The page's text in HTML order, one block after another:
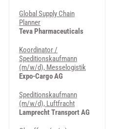
Global Supply Chain
Planner
Teva Pharmaceuticals
Koordinator /
Speditionskaufmann
(m/w/d), Messelogistik
Expo-Cargo AG
Speditionskaufmann
(m/w/d), Luftfracht
Lamprecht Transport AG